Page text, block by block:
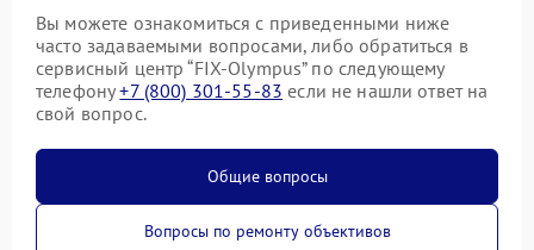
Вы можете ознакомиться с приведенными ниже
часто задаваемыми вопросами, либо обратиться в
сервисный центр “FIX-Olympus” по следующему
телефону+7 (800) 301-55-83 если не нашли ответ на
свой вопрос.
Общие вопросы
Вопросы по ремонту объективов